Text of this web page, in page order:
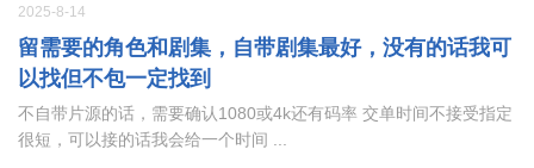
2025-8-14
留需要的角色和剧集，自带剧集最好，没有的话我可
以找但不包一定找到
不自带片源的话，需要确认1080或4k还有码率 交单时间不接受指定
很短，可以接的话我会给一个时间 ...